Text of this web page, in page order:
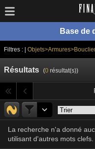
Base de
Filtres : |
Résultats (0résultat(s))
La recherche n'a donné
utilisant d'autres mots clefs.